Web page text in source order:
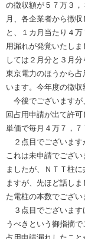
の徴収額が５７万３
月、各企業者から徴
と、１カ月当たり４
用漏れが発覚いたし
しては２月分と３月
東京電力のほうから
います。今年度の徴収
今後でございますが
回占用申請が出て許
単価で毎月４万７，７
２点目でございます
これは未申請でござ
ましたが、ＮＴＴ柱
ますが、先ほど話し
た電柱の本数でござい
３点目でございます
うべきという御指摘